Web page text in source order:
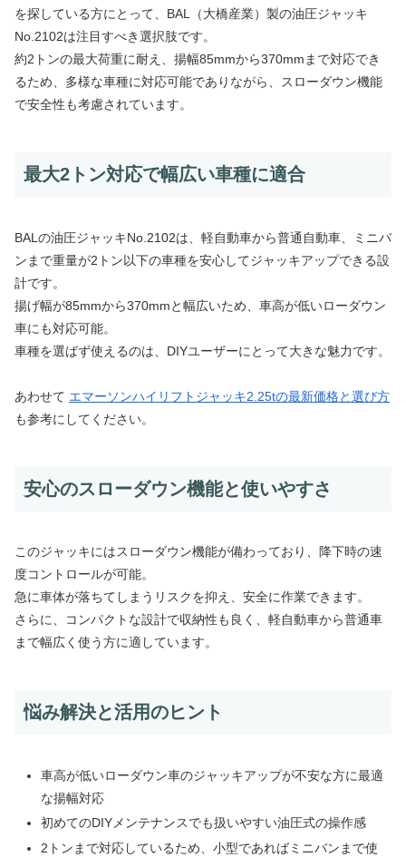
を探している方にとって、BAL（大橋産業）製の油圧ジャッキ
No.2102は注目すべき選択肢です。
約2トンの最大荷重に耐え、揚幅85mmから370mmまで対応でき
るため、多様な車種に対応可能でありながら、スローダウン機能
で安全性も考慮されています。
最大2トン対応で幅広い車種に適合
BALの油圧ジャッキNo.2102は、軽自動車から普通自動車、ミニバ
ンまで重量が2トン以下の車種を安心してジャッキアップできる設
計です。
揚げ幅が85mmから370mmと幅広いため、車高が低いローダウン
車にも対応可能。
車種を選ばず使えるのは、DIYユーザーにとって大きな魅力です。
あわせて エマーソンハイリフトジャッキ2.25tの最新価格と選び方
も参考にしてください。
安心のスローダウン機能と使いやすさ
このジャッキにはスローダウン機能が備わっており、降下時の速
度コントロールが可能。
急に車体が落ちてしまうリスクを抑え、安全に作業できます。
さらに、コンパクトな設計で収納性も良く、軽自動車から普通車
まで幅広く使う方に適しています。
悩み解決と活用のヒント
車高が低いローダウン車のジャッキアップが不安な方に最適
な揚幅対応
初めてのDIYメンテナンスでも扱いやすい油圧式の操作感
2トンまで対応しているため、小型であればミニバンまで使